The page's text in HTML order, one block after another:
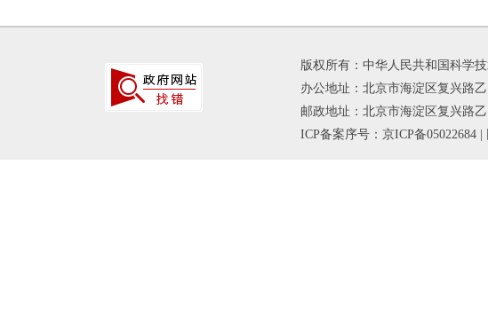
版权所有：中华人民共和国科学
办公地址：北京市海淀区复兴路乙
邮政地址：北京市海淀区复兴路
ICP备案序号：京ICP备05022684